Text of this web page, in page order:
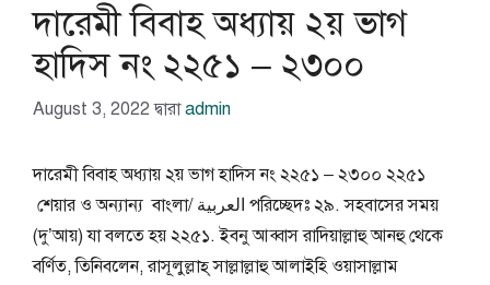
দারেমী বিবাহ অধ্যায় ২য় ভাগ
হাদিস নং ২২৫১ – ২৩০০
August 3, 2022 দ্বারাadmin
দারেমী বিবাহ অধ্যায় ২য় ভাগ হাদিস নং ২২৫১ – ২৩০০ ২২৫১
শেয়ার ও অন্যান্য বাংলা/ العربية পরিচ্ছেদঃ ২৯. সহবাসের সময়
(দু’আয়) যা বলতে হয় ২২৫১. ইবনু আব্বাস রাদিয়াল্লাহু আনহু থেকে
বর্ণিত, তিনিবলেন, রাসূলুল্লাহ্ সাল্লাল্লাহু আলাইহি ওয়াসাল্লাম